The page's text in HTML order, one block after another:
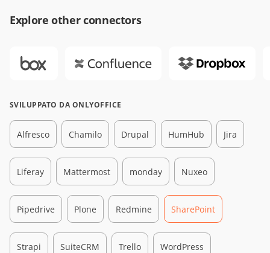
Explore other connectors
SVILUPPATO DA ONLYOFFICE
Alfresco Chamilo Drupal HumHub Jira
Liferay Mattermost monday Nuxeo
Pipedrive Plone Redmine SharePoint
Strapi SuiteCRM Trello WordPress